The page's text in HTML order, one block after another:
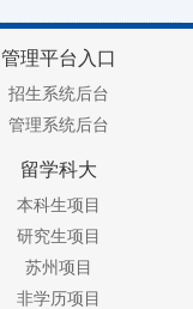
管理平台入口
招生系统后台
管理系统后台
留学科大
本科生项目
研究生项目
苏州项目
非学历项目